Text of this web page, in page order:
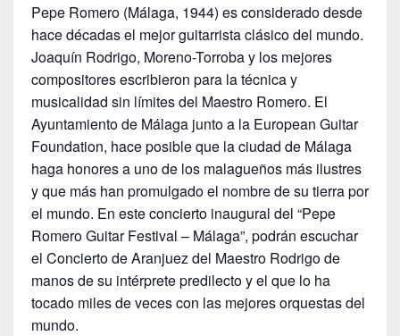
Pepe Romero (Málaga, 1944) es considerado desde
hace décadas el mejor guitarrista clásico del mundo.
Joaquín Rodrigo, Moreno-Torroba y los mejores
compositores escribieron para la técnica y
musicalidad sin límites del Maestro Romero. El
Ayuntamiento de Málaga junto a la European Guitar
Foundation, hace posible que la ciudad de Málaga
haga honores a uno de los malagueños más ilustres
y que más han promulgado el nombre de su tierra por
el mundo. En este concierto inaugural del “Pepe
Romero Guitar Festival – Málaga”, podrán escuchar
el Concierto de Aranjuez del Maestro Rodrigo de
manos de su intérprete predilecto y el que lo ha
tocado miles de veces con las mejores orquestas del
mundo.